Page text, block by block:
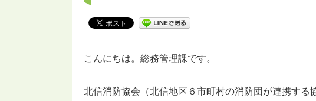
こんにちは。総務管理課です。
北信消防協会（北信地区６市町村の消防団が連携す